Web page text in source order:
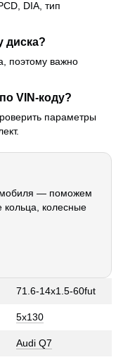
DIA, тип
диска?
поэтому важно
VIN-коду?
параметры
— поможем
кольца, колесные
71.6-14x1.5-60fut
5x130
Audi Q7